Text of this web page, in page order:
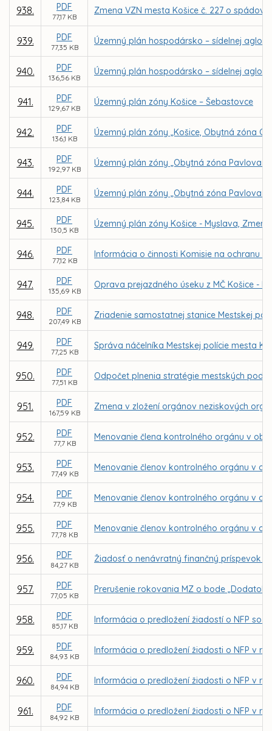
938. PDF
77,17 KB
Zmena VZN mesta Košice č. 227 o
939. PDF
77,35 KB
Územný plán hospodársko – sídelnej
940. PDF
136,56 KB
Územný plán hospodársko – sídelnej
941. PDF
129,67 KB
Územný plán zóny Košice – Šebastovce
942. PDF
136,1 KB
Územný plán zóny „Košice, Obytná zóna
943. PDF
192,97 KB
Územný plán zóny „Obytná zóna Pavlova
944. PDF
123,84 KB
Územný plán zóny „Obytná zóna Pavlova
945. PDF
130,5 KB
Územný plán zóny Košice - Myslava,
946. PDF
77,12 KB
Informácia o činnosti Komisie na ochranu
947. PDF
135,69 KB
Oprava prejazdného úseku z MČ Košice -
948. PDF
207,49 KB
Zriadenie samostatnej stanice Mestskej
949. PDF
77,25 KB
Správa náčelníka Mestskej polície mesta
950. PDF
77,51 KB
Odpočet plnenia stratégie mestských
951. PDF
167,59 KB
Zmena v zložení orgánov neziskových
952. PDF
77,7 KB
Menovanie člena kontrolného orgánu v
953. PDF
77,49 KB
Menovanie členov kontrolného orgánu v
954. PDF
77,9 KB
Menovanie členov kontrolného orgánu v
955. PDF
77,78 KB
Menovanie členov kontrolného orgánu v
956. PDF
84,27 KB
Žiadosť o nenávratný finančný príspevok
957. PDF
77,05 KB
Prerušenie rokovania MZ o bode „Dodatok
958. PDF
85,17 KB
Informácia o predložení žiadostí o NFP so
959. PDF
84,93 KB
Informácia o predložení žiadosti o NFP v
960. PDF
84,94 KB
Informácia o predložení žiadosti o NFP v
961. PDF
84,92 KB
Informácia o predložení žiadosti o NFP v